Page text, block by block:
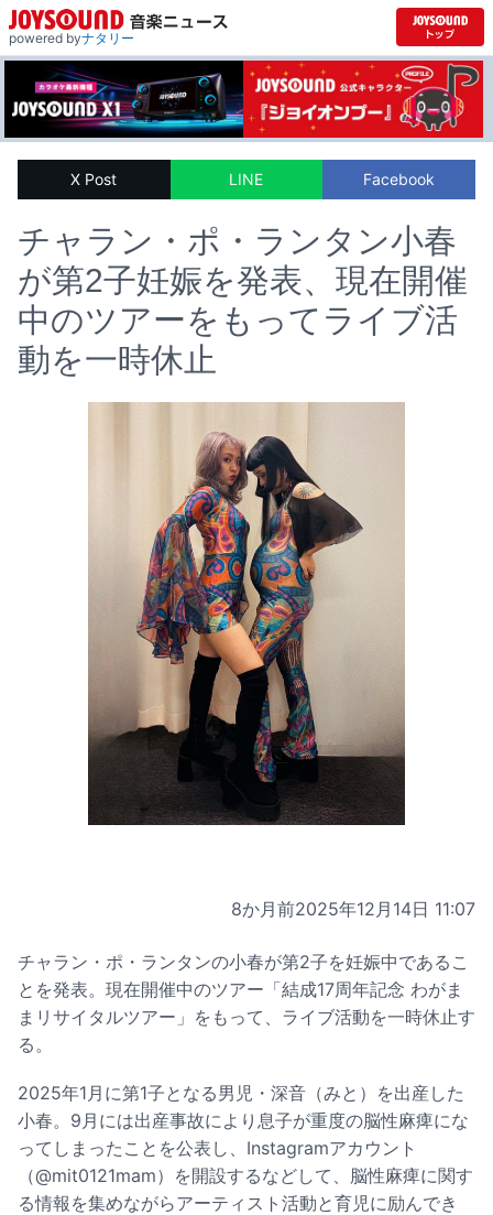
powered byナタリー
X Post LINE Facebook
チャラン・ポ・ランタン小春
が第2子妊娠を発表、現在開催
中のツアーをもってライブ活
動を一時休止
8か月前2025年12月14日 11:07
チャラン・ポ・ランタンの小春が第2子を妊娠中であるこ
とを発表。現在開催中のツアー「結成17周年記念 わがま
まリサイタルツアー」をもって、ライブ活動を一時休止す
る。
2025年1月に第1子となる男児・深音（みと）を出産した
小春。9月には出産事故により息子が重度の脳性麻痺にな
ってしまったことを公表し、Instagramアカウント
（@mit0121mam）を開設するなどして、脳性麻痺に関す
る情報を集めながらアーティスト活動と育児に励んでき